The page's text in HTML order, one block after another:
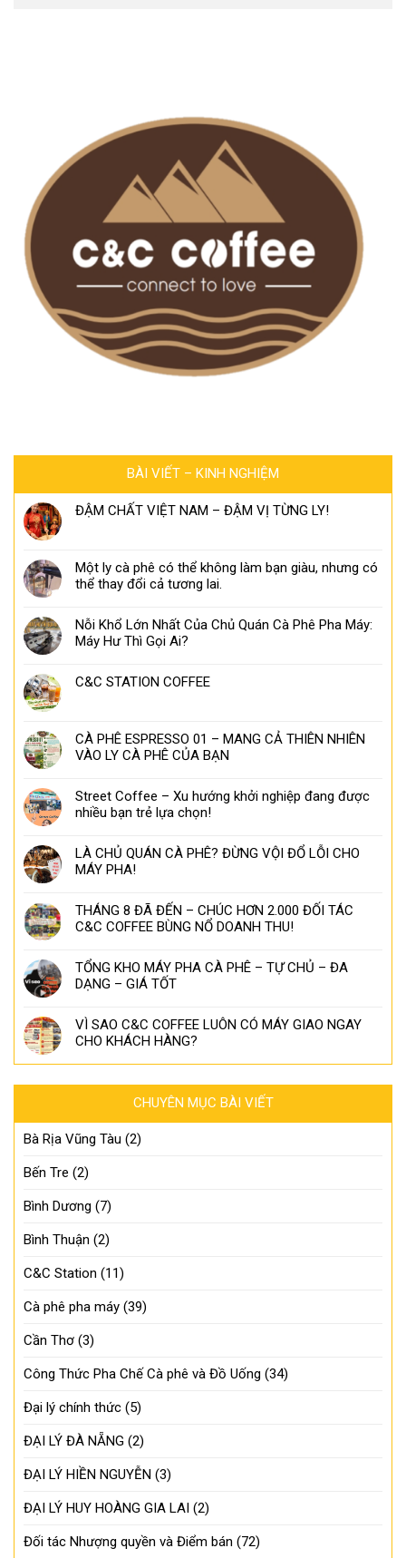
BÀI VIẾT – KINH NGHIỆM
ĐẬM CHẤT VIỆT NAM – ĐẬM VỊ TỪNG LY!
Một ly cà phê có thể không làm bạn giàu, nhưng có
thể thay đổi cả tương lai.
Nỗi Khổ Lớn Nhất Của Chủ Quán Cà Phê Pha Máy:
Máy Hư Thì Gọi Ai?
C&C STATION COFFEE
CÀ PHÊ ESPRESSO 01 – MANG CẢ THIÊN NHIÊN
VÀO LY CÀ PHÊ CỦA BẠN
Street Coffee – Xu hướng khởi nghiệp đang được
nhiều bạn trẻ lựa chọn!
LÀ CHỦ QUÁN CÀ PHÊ? ĐỪNG VỘI ĐỔ LỖI CHO
MÁY PHA!
THÁNG 8 ĐÃ ĐẾN – CHÚC HƠN 2.000 ĐỐI TÁC
C&C COFFEE BÙNG NỔ DOANH THU!
TỔNG KHO MÁY PHA CÀ PHÊ – TỰ CHỦ – ĐA
DẠNG – GIÁ TỐT
VÌ SAO C&C COFFEE LUÔN CÓ MÁY GIAO NGAY
CHO KHÁCH HÀNG?
CHUYÊN MỤC BÀI VIẾT
Bà Rịa Vũng Tàu (2)
Bến Tre (2)
Bình Dương (7)
Bình Thuận (2)
C&C Station (11)
Cà phê pha máy (39)
Cần Thơ (3)
Công Thức Pha Chế Cà phê và Đồ Uống (34)
Đại lý chính thức (5)
ĐẠI LÝ ĐÀ NẴNG (2)
ĐẠI LÝ HIỀN NGUYỄN (3)
ĐẠI LÝ HUY HOÀNG GIA LAI (2)
Đối tác Nhượng quyền và Điểm bán (72)